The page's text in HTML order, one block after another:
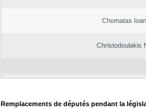
Chomatas
Christodoulakis
Remplacements de députés pendant la